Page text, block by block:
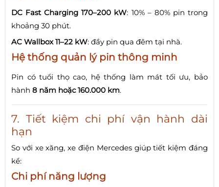
DC Fast Charging 170–200 kW: 10% – 80% pin trong
khoảng 30 phút.
AC Wallbox 11–22 kW: đầy pin qua đêm tại nhà.
Hệ thống quản lý pin thông minh
Pin có tuổi thọ cao, hệ thống làm mát tối ưu, bảo
hành 8 năm hoặc 160.000 km.
7. Tiết kiệm chi phí vận hành dài
hạn
So với xe xăng, xe điện Mercedes giúp tiết kiệm đáng
kể:
Chi phí năng lượng